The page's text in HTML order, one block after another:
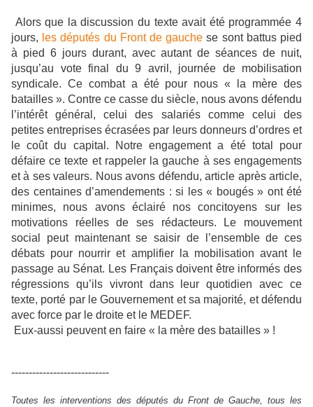
Alors que la discussion du texte avait été programmée 4
jours, les députés du Front de gauche se sont battus pied
à pied 6 jours durant, avec autant de séances de nuit,
jusqu’au vote final du 9 avril, journée de mobilisation
syndicale. Ce combat a été pour nous « la mère des
batailles ». Contre ce casse du siècle, nous avons défendu
l’intérêt général, celui des salariés comme celui des
petites entreprises écrasées par leurs donneurs d’ordres et
le coût du capital. Notre engagement a été total pour
défaire ce texte et rappeler la gauche à ses engagements
et à ses valeurs. Nous avons défendu, article après article,
des centaines d’amendements : si les « bougés » ont été
minimes, nous avons éclairé nos concitoyens sur les
motivations réelles de ses rédacteurs. Le mouvement
social peut maintenant se saisir de l’ensemble de ces
débats pour nourrir et amplifier la mobilisation avant le
passage au Sénat. Les Français doivent être informés des
régressions qu’ils vivront dans leur quotidien avec ce
texte, porté par le Gouvernement et sa majorité, et défendu
avec force par le droite et le MEDEF.
Eux-aussi peuvent en faire « la mère des batailles » !
----------------------------
Toutes les interventions des députés du Front de Gauche, tous les